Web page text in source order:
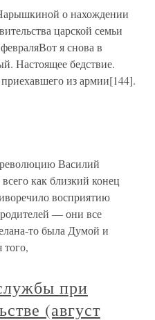
о нахождении
царской семьи
я снова в
Настоящее бедствие.
из армии[144].
Василий
как близкий конец
восприятию
— они все
то была Думой и
при
(август